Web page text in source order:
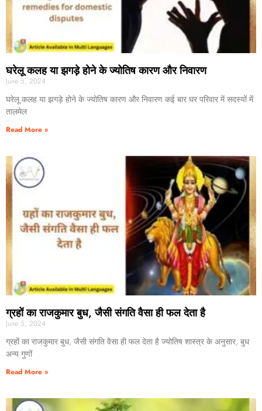
घरेलू कलह या झगड़े होने के ज्योतिष कारण और निवारण
June 5, 2024
घरेलू कलह या झगड़े होने के ज्योतिष कारण और निवारण कई बार घर परिवार में सदस्यों में
तालमेल
Read More »
ग्रहों का राजकुमार बुध, जैसी संगति वैसा ही फल देता है
June 5, 2024
ग्रहों का राजकुमार बुध, जैसी संगति वैसा ही फल देता है ज्योतिष शास्त्र के अनुसार, बुध
अन्य गुणों
Read More »